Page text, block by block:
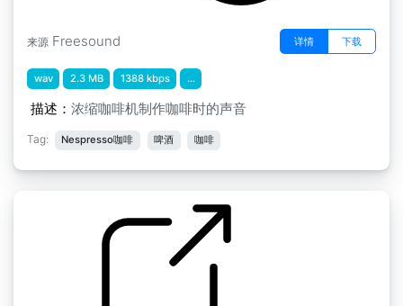
来源 Freesound 详情 下载
wav 2.3 MB 1388 kbps ...
描述： 浓缩咖啡机制作咖啡时的声音
Tag: Nespresso咖啡 啤酒 咖啡